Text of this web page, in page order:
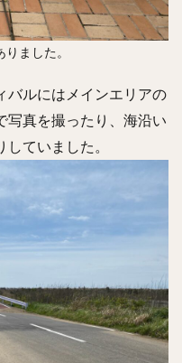
ました。
バルにはメインエリアの
写真を撮ったり、海沿い
ていました。